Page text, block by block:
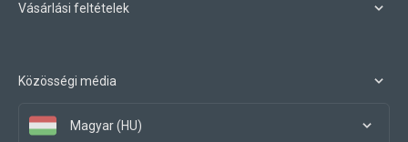
Vásárlási feltételek
Közösségi média
Magyar (HU)